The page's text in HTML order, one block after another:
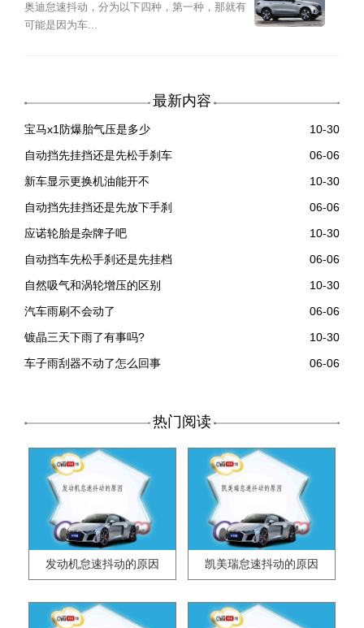
奥迪怠速抖动，分为以下四种，第一种，那就有
可能是因为车...
最新内容
宝马x1防爆胎气压是多少
10-30
自动挡先挂挡还是先松手刹车
06-06
新车显示更换机油能开不
10-30
自动挡先挂挡还是先放下手刹
06-06
应诺轮胎是杂牌子吧
10-30
自动挡车先松手刹还是先挂档
06-06
自然吸气和涡轮增压的区别
10-30
汽车雨刷不会动了
06-06
镀晶三天下雨了有事吗?
10-30
车子雨刮器不动了怎么回事
06-06
热门阅读
发动机怠速抖动的原因 凯美瑞怠速抖动的原因